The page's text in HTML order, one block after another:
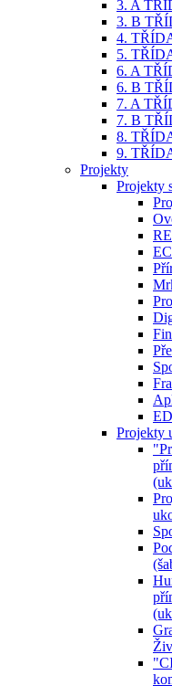
3. A
3. B
4.
5.
6. A
6. B
7. A
7. B
8.
9.
Projekty
Projekty
Projekty